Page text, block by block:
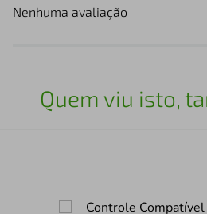
Nenhuma avaliação
Quem viu isto,